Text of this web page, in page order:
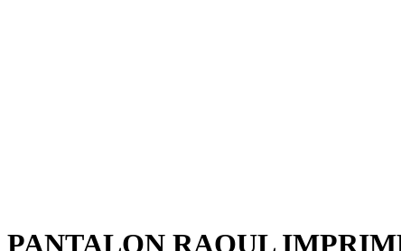
PANTALON RAOUL